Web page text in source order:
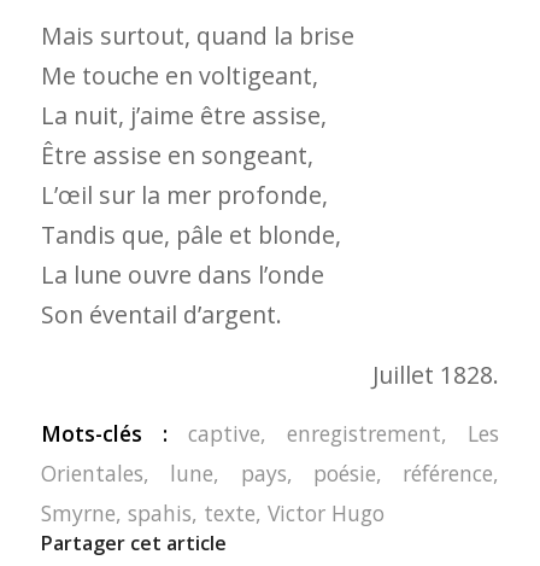
Mais surtout, quand la brise
Me touche en voltigeant,
La nuit, j’aime être assise,
Être assise en songeant,
L’œil sur la mer profonde,
Tandis que, pâle et blonde,
La lune ouvre dans l’onde
Son éventail d’argent.
Juillet 1828.
Mots-clés : captive,enregistrement, Les
Orientales, lune, pays, poésie, référence,
Smyrne, spahis, texte, Victor Hugo
Partager cet article